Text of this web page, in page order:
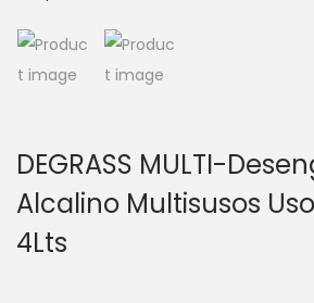
DEGRASS MULTI-
Alcalino Multisusos
4Lts